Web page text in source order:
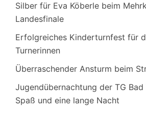
Silber für Eva Köberle beim
Landesfinale
Erfolgreiches Kinderturnfest für
Turnerinnen
Überraschender Ansturm beim
Jugendübernachtung der TG Bad
Spaß und eine lange Nacht